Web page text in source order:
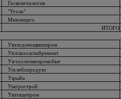
Госкомгеология
"Уголь"
Минэнерго
ИТОГО
Узплодовощвинпром
Узсельхозснабремонт
Узгосхлопкопромсбыт
Узхлебопродукт
Узрыба
Узагрострой
Узптицепром